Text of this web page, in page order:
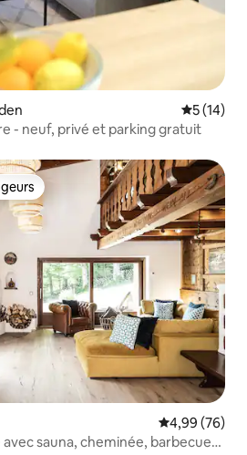
5 (14)
- neuf, privé et parking gratuit
les plus appréciés
Évaluation
4,99 (76)
sauna, cheminée, barbecue